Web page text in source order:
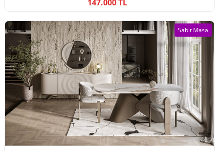
147.000 TL
Sabit Masa